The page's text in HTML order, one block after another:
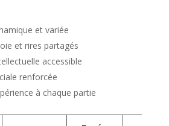
et variée
et rires partagés
accessible
renforcée
à chaque partie